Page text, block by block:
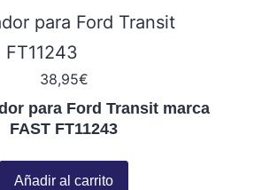
para Ford Transit marca
FAST FT11243
38,95€
Añadir al carrito